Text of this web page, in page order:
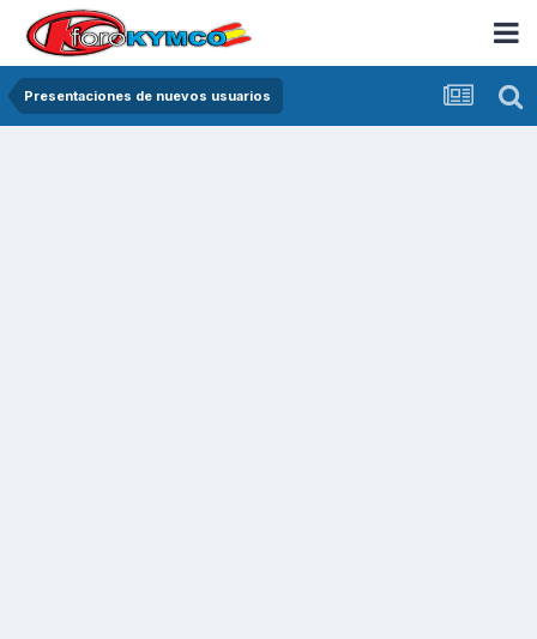
Presentaciones de nuevos usuarios